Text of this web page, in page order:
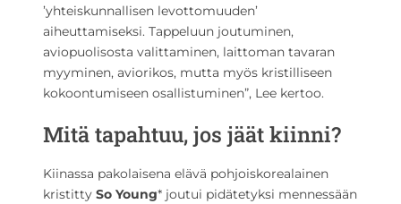
’yhteiskunnallisen levottomuuden’
aiheuttamiseksi. Tappeluun joutuminen,
aviopuolisosta valittaminen, laittoman tavaran
myyminen, aviorikos, mutta myös kristilliseen
kokoontumiseen osallistuminen”, Lee kertoo.
Mitä tapahtuu, jos jäät kiinni?
Kiinassa pakolaisena elävä pohjoiskorealainen
kristitty So Young* joutui pidätetyksi mennessään